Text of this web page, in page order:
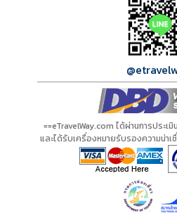
==eTravelWay.com ได้ผ่านการประ
และได้รับเครื่องหมายรับรองความน่า